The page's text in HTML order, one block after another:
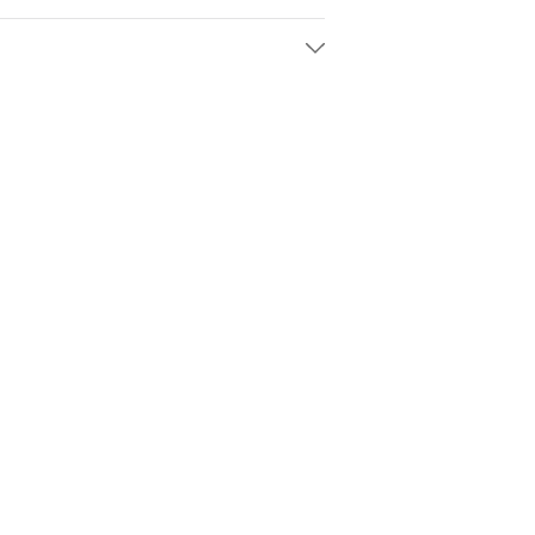
отлично впишутся в любой интерьер
Прекрасный и